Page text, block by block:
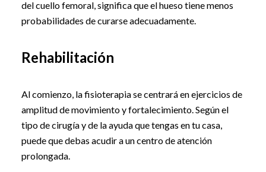
del cuello femoral, significa que el hueso tiene menos
probabilidades de curarse adecuadamente.
Rehabilitación
Al comienzo, la fisioterapia se centrará en ejercicios de
amplitud de movimiento y fortalecimiento. Según el
tipo de cirugía y de la ayuda que tengas en tu casa,
puede que debas acudir a un centro de atención
prolongada.